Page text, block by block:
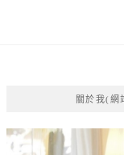
關於我(網